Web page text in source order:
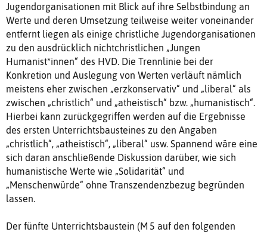
Jugendorganisationen mit Blick auf ihre Selbstbindung an
Werte und deren Umsetzung teilweise weiter voneinander
entfernt liegen als einige christliche Jugendorganisationen
zu den ausdrücklich nichtchristlichen „Jungen
Humanist*innen“ des HVD. Die Trennlinie bei der
Konkretion und Auslegung von Werten verläuft nämlich
meistens eher zwischen „erzkonservativ“ und „liberal“ als
zwischen „christlich“ und „atheistisch“ bzw. „humanistisch“.
Hierbei kann zurückgegriffen werden auf die Ergebnisse
des ersten Unterrichtsbausteines zu den Angaben
„christlich“, „atheistisch“, „liberal“ usw. Spannend wäre eine
sich daran anschließende Diskussion darüber, wie sich
humanistische Werte wie „Solidarität“ und
„Menschenwürde“ ohne Transzendenzbezug begründen
lassen.
Der fünfte Unterrichtsbaustein (M 5 auf den folgenden